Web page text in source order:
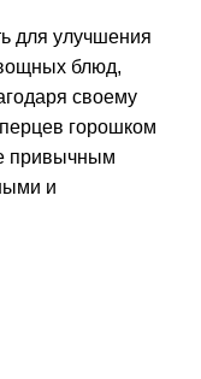
для улучшения
блюд,
своему
горошком
привычным
и